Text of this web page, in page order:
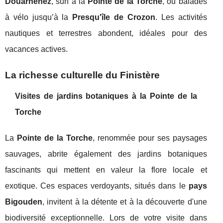
à vélo jusqu’à la
Presqu'île de Crozon. Les activités
nautiques et terrestres abondent, idéales pour des
vacances actives.
La richesse culturelle du Finistère
Visites de jardins botaniques à la Pointe de la
Torche
La Pointe de la Torche, renommée pour ses paysages
sauvages, abrite également des jardins botaniques
fascinants qui mettent en valeur la flore locale et
exotique. Ces espaces verdoyants, situés dans le pays
Bigouden, invitent à la détente et à la découverte d'une
biodiversité exceptionnelle. Lors de votre visite dans